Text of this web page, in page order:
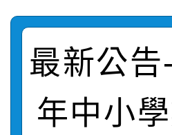
絕-親子共
站幸福系
員」簡章
踴躍報名
115學年
115學年
結果
【甄選結
最新公
年中小